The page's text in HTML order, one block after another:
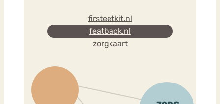
firsteetkit.nl
featback.nl
zorgkaart